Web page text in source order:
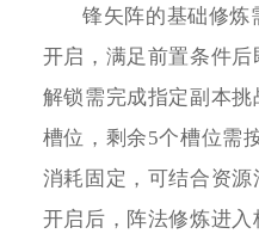
锋矢阵的基础修炼
开启，满足前置条件
解锁需完成指定副本
槽位，剩余5个槽位需
消耗固定，可结合资
开启后，阵法修炼进